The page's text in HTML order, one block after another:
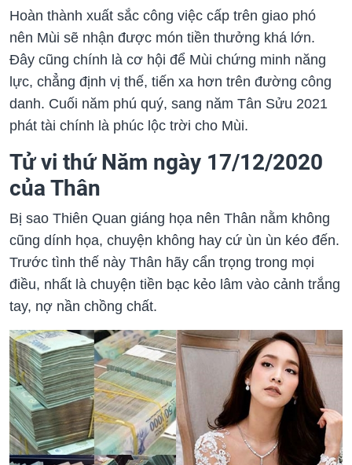
Hoàn thành xuất sắc công việc cấp trên giao phó
nên Mùi sẽ nhận được món tiền thưởng khá lớn.
Đây cũng chính là cơ hội để Mùi chứng minh năng
lực, chẳng định vị thế, tiến xa hơn trên đường công
danh. Cuối năm phú quý, sang năm Tân Sửu 2021
phát tài chính là phúc lộc trời cho Mùi.
Tử vi thứ Năm ngày 17/12/2020
của Thân
Bị sao Thiên Quan giáng họa nên Thân nằm không
cũng dính họa, chuyện không hay cứ ùn ùn kéo đến.
Trước tình thế này Thân hãy cẩn trọng trong mọi
điều, nhất là chuyện tiền bạc kẻo lâm vào cảnh trắng
tay, nợ nần chồng chất.